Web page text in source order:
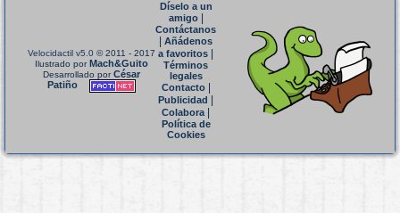
Velocidactil v5.0 © 2011 - 2017
Ilustrado porMach&Guito
Desarrollado porCésar
Patiño
Díselo a un
amigo|
Contáctanos
Añádenos
a favoritos
Términos
legales
Contacto|
Publicidad
Colabora|
Política de
Cookies